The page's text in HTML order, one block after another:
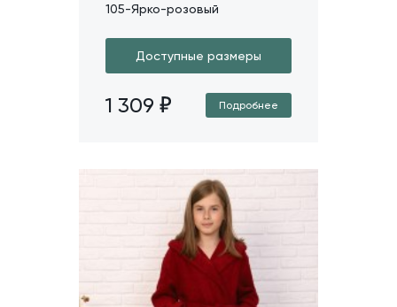
105-Ярко-розовый
Доступные размеры
1 309 Подробнее